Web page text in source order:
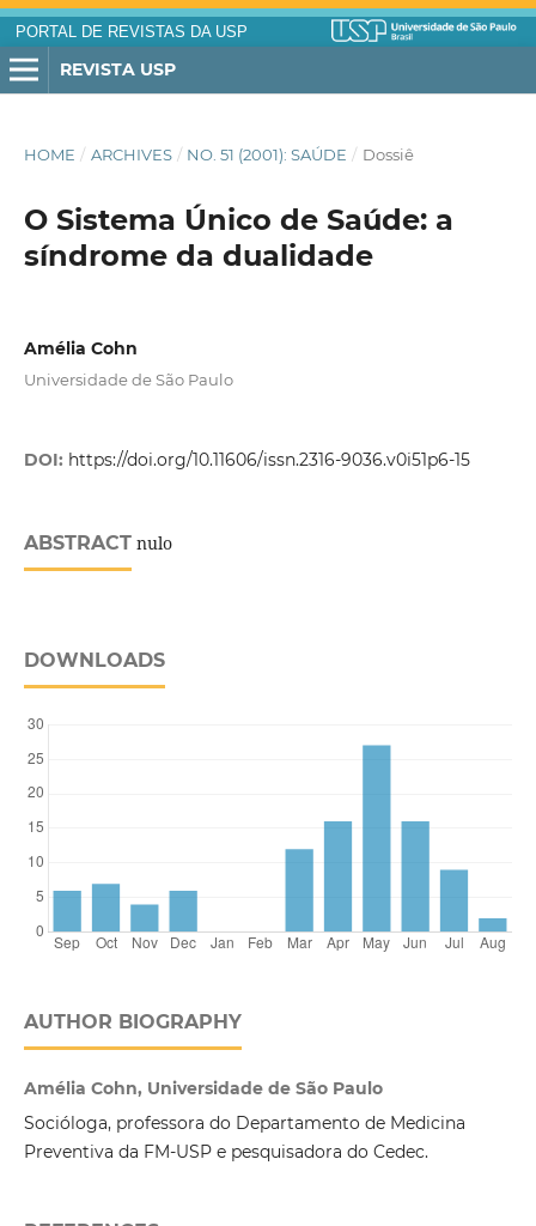
PORTAL DE REVISTAS DA USP
REVISTA USP
HOME / ARCHIVES / NO. 51 (2001): SAÚDE / Dossiê
O Sistema Único de Saúde: a
síndrome da dualidade
Amélia Cohn
Universidade de São Paulo
DOI: https://doi.org/10.11606/issn.2316-9036.v0i51p6-15
ABSTRACTnulo
DOWNLOADS
AUTHOR BIOGRAPHY
Amélia Cohn, Universidade de São Paulo
Socióloga, professora do Departamento de Medicina
Preventiva da FM-USP e pesquisadora do Cedec.